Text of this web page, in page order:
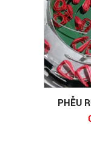
PHỄU